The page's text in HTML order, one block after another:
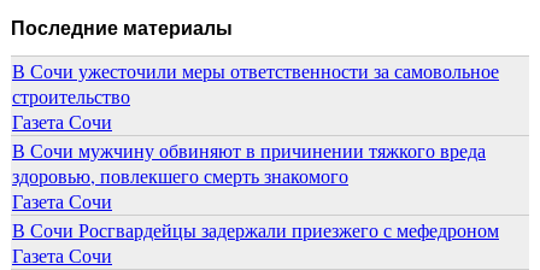
Последние материалы
В Сочи ужесточили меры ответственности за самовольное
строительство
Газета Сочи
В Сочи мужчину обвиняют в причинении тяжкого вреда
здоровью, повлекшего смерть знакомого
Газета Сочи
В Сочи Росгвардейцы задержали приезжего с мефедроном
Газета Сочи